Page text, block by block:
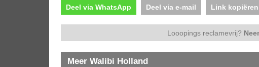
Deel via WhatsApp Deel via e-mail Link kopiëren
Looopings reclamevrij?
Meer Walibi Holland